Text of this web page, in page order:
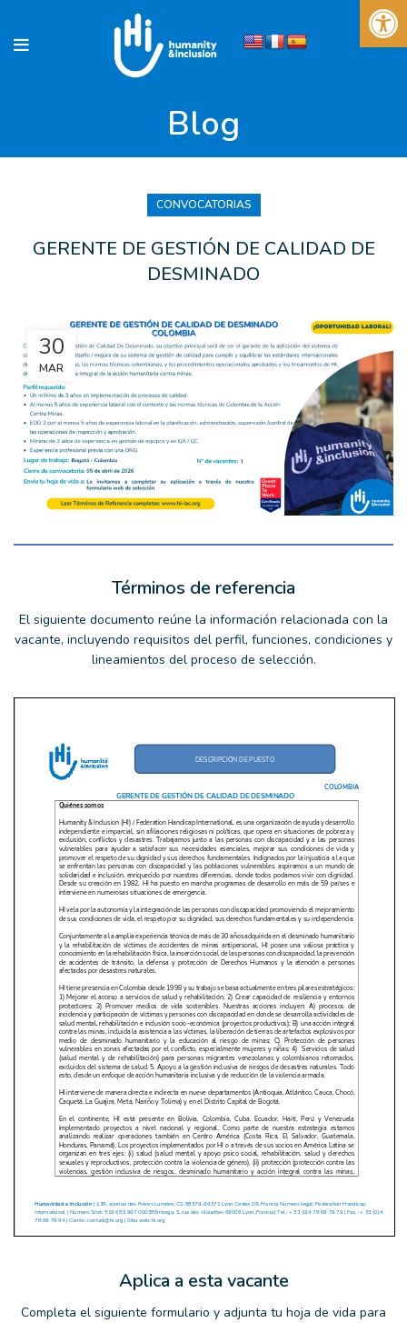
Blog
CONVOCATORIAS
GERENTE DE GESTIÓN DE CALIDAD DE
DESMINADO
30
MAR
Términos de referencia
El siguiente documento reúne la información relacionada con la
vacante, incluyendo requisitos del perfil, funciones, condiciones y
lineamientos del proceso de selección.
Aplica a esta vacante
Completa el siguiente formulario y adjunta tu hoja de vida para